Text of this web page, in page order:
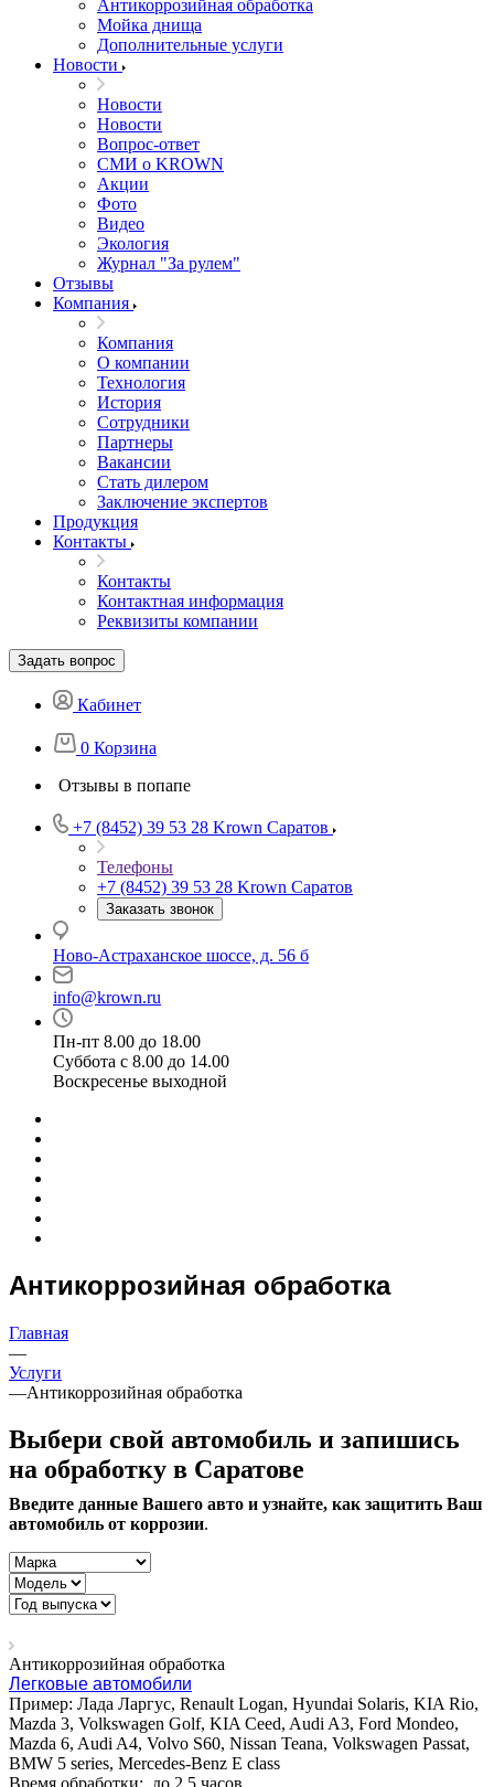
Антикоррозийная обработка
Мойка днища
Дополнительные услуги
Новости
Новости
Новости
Вопрос-ответ
СМИ о KROWN
Акции
Фото
Видео
Экология
Журнал "За рулем"
Отзывы
Компания
Компания
О компании
Технология
История
Сотрудники
Партнеры
Вакансии
Стать дилером
Заключение экспертов
Продукция
Контакты
Контакты
Контактная информация
Реквизиты компании
Задать вопрос
Кабинет
0 Корзина
Отзывы в попапе
+7 (8452) 39 53 28 Krown Саратов
Телефоны
+7 (8452) 39 53 28 Krown Саратов
Заказать звонок
Ново-Астраханское шоссе, д. 56 б
info@krown.ru
Пн-пт 8.00 до 18.00
Суббота с 8.00 до 14.00
Воскресенье выходной
Антикоррозийная обработка
Главная
—
Услуги
—Антикоррозийная обработка
Выбери свой автомобиль и запишись
на обработку в Саратове
Введите данные Вашего авто и узнайте, как защитить Ваш
автомобиль от коррозии.
Антикоррозийная обработка
Легковые автомобили
Пример: Лада Ларгус, Renault Logan, Hyundai Solaris, KIA Rio,
Mazda 3, Volkswagen Golf, KIA Ceed, Audi A3, Ford Mondeo,
Mazda 6, Audi A4, Volvo S60, Nissan Teana, Volkswagen Passat,
BMW 5 series, Mercedes-Benz E class
Время обработки: до 2,5 часов